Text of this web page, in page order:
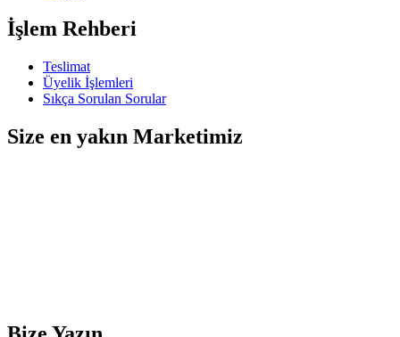
İşlem Rehberi
Teslimat
Üyelik İşlemleri
Sıkça Sorulan Sorular
Size en yakın Marketimiz